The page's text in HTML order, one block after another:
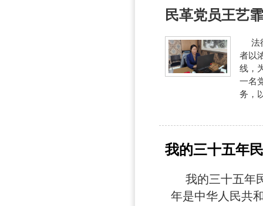
民革党员王艺
法
者以
线，
一名
务，
我的三十五年
我的三十五年
年是中华人民共